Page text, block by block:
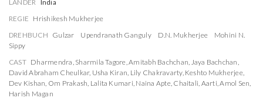
LÄNDER India
REGIE Hrishikesh Mukherjee
DREHBUCH Gulzar Upendranath Ganguly D.N. Mukherjee
Mohini N.
Sippy
CAST Dharmendra, Sharmila Tagore,Amitabh Bachchan, Jaya Bachchan,
David Abraham Cheulkar, Usha Kiran, Lily Chakravarty, Keshto Mukherjee,
Dev Kishan, Om Prakash, Lalita Kumari, Naina Apte, Chaitali, Aarti,Amol Sen,
Harish Magan